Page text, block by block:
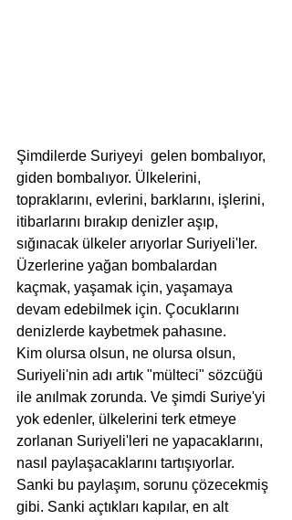
Şimdilerde Suriyeyi  gelen bombalıyor,
giden bombalıyor. Ülkelerini,
topraklarını, evlerini, barklarını, işlerini,
itibarlarını bırakıp denizler aşıp,
sığınacak ülkeler arıyorlar Suriyeli'ler.
Üzerlerine yağan bombalardan
kaçmak, yaşamak için, yaşamaya
devam edebilmek için. Çocuklarını
denizlerde kaybetmek pahasıne.
Kim olursa olsun, ne olursa olsun,
Suriyeli'nin adı artık "mülteci" sözcüğü
ile anılmak zorunda. Ve şimdi Suriye'yi
yok edenler, ülkelerini terk etmeye
zorlanan Suriyeli'leri ne yapacaklarını,
nasıl paylaşacaklarını tartışıyorlar.
Sanki bu paylaşım, sorunu çözecekmiş
gibi. Sanki açtıkları kapılar, en alt